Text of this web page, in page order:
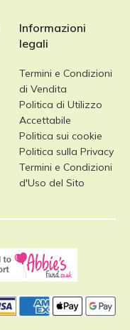
Informazioni
legali
Termini e Condizioni
di Vendita
Politica di Utilizzo
Accettabile
Politica sui cookie
Politica sulla Privacy
Termini e Condizioni
d'Uso del Sito